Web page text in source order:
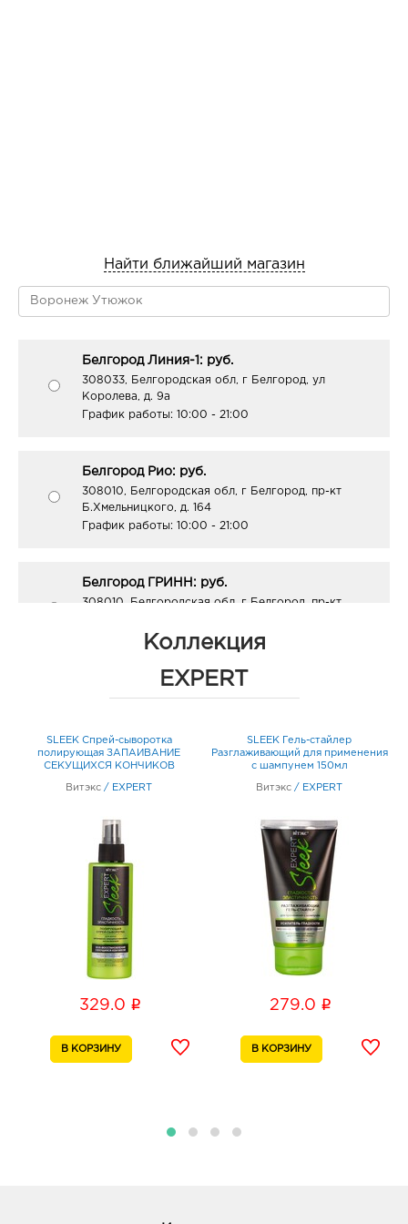
Найти ближайший магазин
Белгород Линия-1: руб.
308033, Белгородская обл, г Белгород, ул
Королева, д. 9а
График работы: 10:00 - 21:00
Белгород Рио: руб.
308010, Белгородская обл, г Белгород, пр-кт
Б.Хмельницкого, д. 164
График работы: 10:00 - 21:00
Белгород ГРИНН: руб.
308010, Белгородская обл, г Белгород, пр-кт
График работы:10:00 - 21:00
График работы:9:00 - 21:00
308009, Белгородская обл, г Белгород, ул 50-
летия Белгородской области, д. 11
График работы:
Воронеж Максимир: руб.
394033, Воронежская обл, г Воронеж, пр-кт
Ленинский, д. 174П
График работы:
394042, Воронежская обл, г Воронеж, ул
Переверткина, д. 7
Воронеж Европа: руб.
Коллекция
EXPERT
SLEEK Спрей-сыворотка
полирующая ЗАПАИВАНИЕ
СЕКУЩИХСЯ КОНЧИКОВ
Витэкс / EXPERT
329.0 i
SLEEK Гель-стайлер
Разглаживающий для применения
с шампунем 150мл
Витэкс / EXPERT
279.0 i